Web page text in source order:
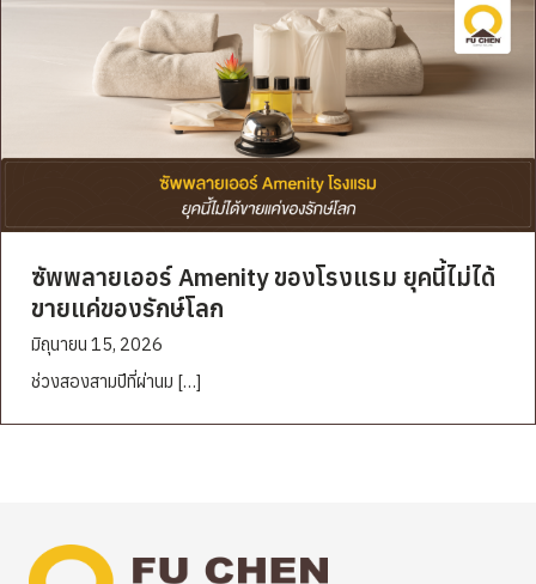
ซัพพลายเออร์ Amenity ของโรงแรม ยุคนี้ไม่ได้
ขายแค่ของรักษ์โลก
มิถุนายน 15, 2026
ช่วงสองสามปีที่ผ่านม […]